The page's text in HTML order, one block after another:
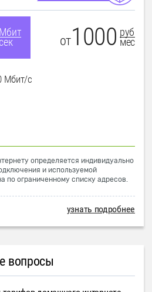
Мбит
сек
от1000 руб
мес
Мбит/с
определяется индивидуально
и используемой
по ограниченному списку адресов.
узнать подробнее
вопросы